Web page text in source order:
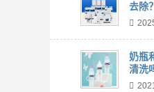
去除？
奶瓶
清洗